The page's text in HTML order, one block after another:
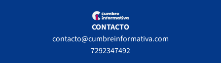
CONTACTO
contacto@cumbreinformativa.com
7292347492